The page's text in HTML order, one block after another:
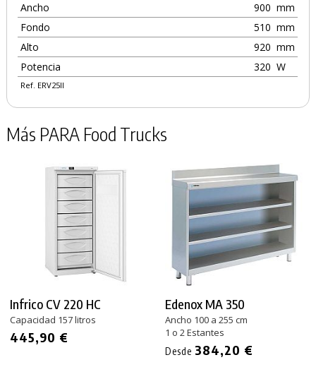
Ancho
900 mm
Fondo
510 mm
Alto
920 mm
Potencia
320 W
Ref. ERV25II
Más PARA Food Trucks
Infrico CV 220 HC
Capacidad 157 litros
445,90 €
Edenox MA 350
Ancho 100 a 255 cm
1 o 2 Estantes
Desde 384,20 €